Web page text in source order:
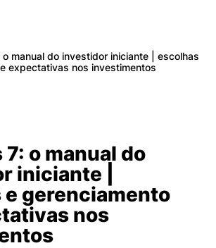
o manual do investidor iniciante | escolhas
expectativas nos investimentos
7: o manual do
iniciante |
e gerenciamento
nos